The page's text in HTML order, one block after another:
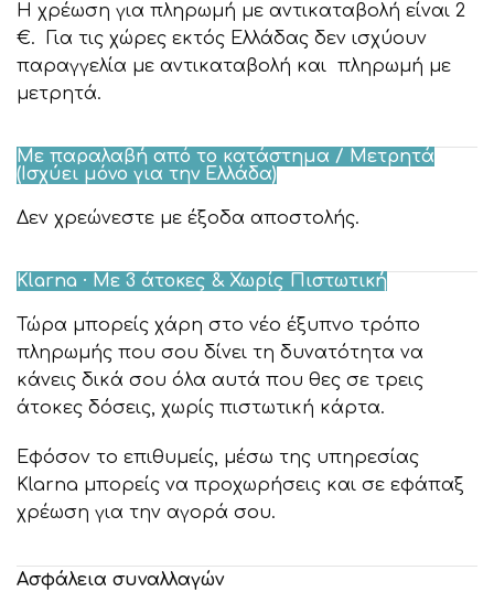
Η χρέωση για πληρωμή με αντικαταβολή είναι 2
€. Για τις χώρες εκτός Ελλάδας δεν ισχύουν
παραγγελία με αντικαταβολή και πληρωμή με
μετρητά.
Με παραλαβή από το κατάστημα / Μετρητά
(Ισχύει μόνο για την Ελλάδα)
Δεν χρεώνεστε με έξοδα αποστολής.
Klarna · Με 3 άτοκες & Χωρίς Πιστωτική
Τώρα μπορείς χάρη στο νέο έξυπνο τρόπο
πληρωμής που σου δίνει τη δυνατότητα να
κάνεις δικά σου όλα αυτά που θες σε τρεις
άτοκες δόσεις, χωρίς πιστωτική κάρτα.
Εφόσον το επιθυμείς, μέσω της υπηρεσίας
Klarna μπορείς να προχωρήσεις και σε εφάπαξ
χρέωση για την αγορά σου.
Ασφάλεια συναλλαγών